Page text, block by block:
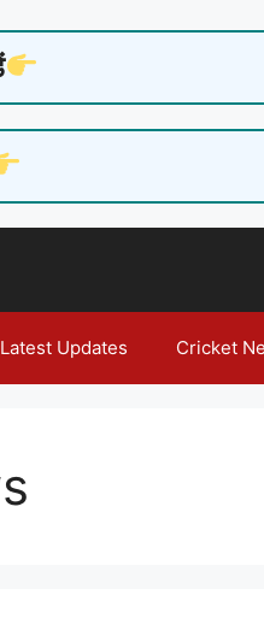
Latest Updates Cricket